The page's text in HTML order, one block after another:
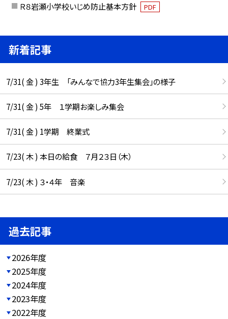
Ｒ８岩瀬小学校いじめ防止基本方針 PDF
新着記事
7/31( 金 ) 3年生 「みんなで協力3年生集会」の様子
7/31( 金 ) 5年 １学期お楽しみ集会
7/31( 金 ) 1学期 終業式
7/23( 木 ) 本日の給食 ７月２３日（木）
7/23( 木 ) ３・４年 音楽
過去記事
2026年度
2025年度
2024年度
2023年度
2022年度